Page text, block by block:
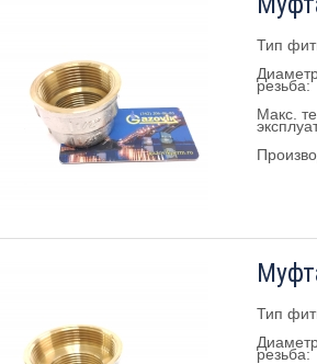
Тип
резьба:
Макс.
Тип
резьба: